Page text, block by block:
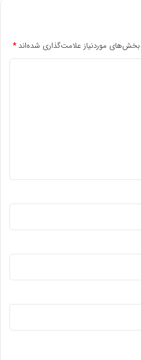
بخش‌های موردنیاز علامت‌گذاری شده‌اند*